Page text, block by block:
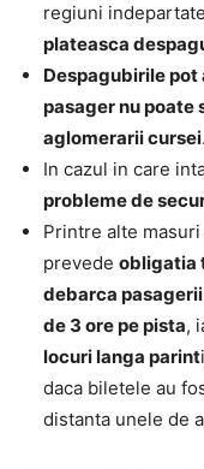
regiuni
plateasca
Despagubirile pot
pasager nu poate
aglomerarii cursei.
In cazul in care
probleme de
Printre alte
prevede obligatia
debarca
de 3 ore pe pista,
locuri langa parint
daca biletele au
distanta unele de